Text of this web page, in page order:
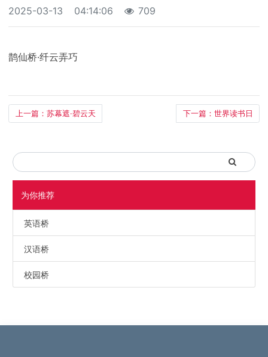
2025-03-13 04:14:06 709
鹊仙桥·纤云弄巧
上一篇：苏幕遮·碧云天 下一篇：世界读书日
为你推荐
英语桥
汉语桥
校园桥